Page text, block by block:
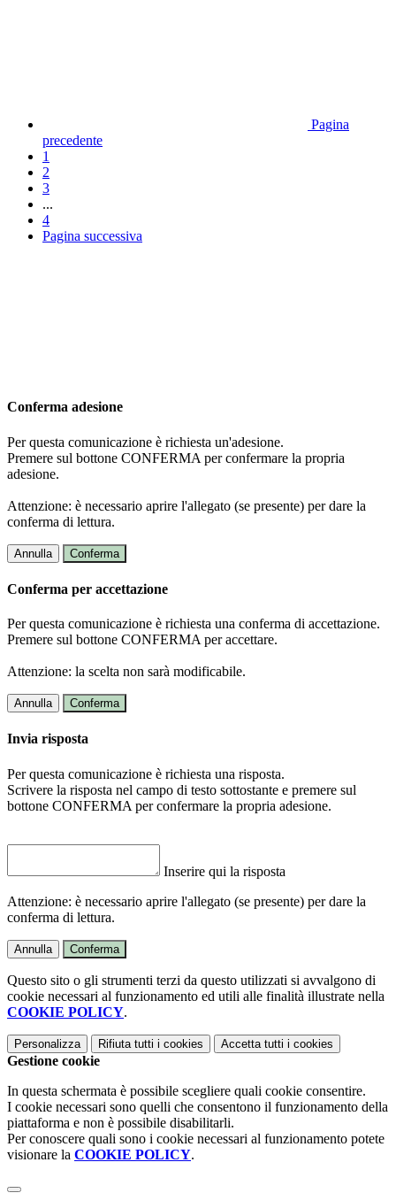
Pagina
precedente
1
2
3
...
4
Pagina successiva
Conferma adesione
Per questa comunicazione è richiesta un'adesione.
Premere sul bottone CONFERMA per confermare la propria
adesione.
Attenzione: è necessario aprire l'allegato (se presente) per dare la
conferma di lettura.
Annulla Conferma
Conferma per accettazione
Per questa comunicazione è richiesta una conferma di accettazione.
Premere sul bottone CONFERMA per accettare.
Attenzione: la scelta non sarà modificabile.
Annulla Conferma
Invia risposta
Per questa comunicazione è richiesta una risposta.
Scrivere la risposta nel campo di testo sottostante e premere sul
bottone CONFERMA per confermare la propria adesione.
Inserire qui la risposta
Attenzione: è necessario aprire l'allegato (se presente) per dare la
conferma di lettura.
Annulla Conferma
Questo sito o gli strumenti terzi da questo utilizzati si avvalgono di
cookie necessari al funzionamento ed utili alle finalità illustrate nella
COOKIE POLICY.
Personalizza Rifiuta tutti i cookies Accetta tutti i cookies
Gestione cookie
In questa schermata è possibile scegliere quali cookie consentire.
I cookie necessari sono quelli che consentono il funzionamento della
piattaforma e non è possibile disabilitarli.
Per conoscere quali sono i cookie necessari al funzionamento potete
visionare la COOKIE POLICY.